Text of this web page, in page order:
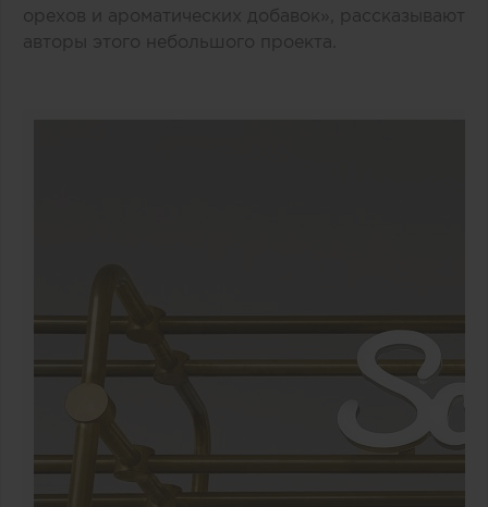
орехов и ароматических добавок», рассказывают
авторы этого небольшого проекта.